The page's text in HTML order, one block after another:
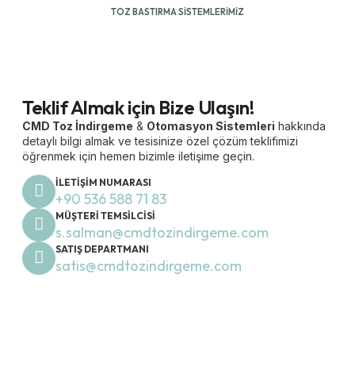
TOZ BASTIRMA SISTEMLERIMIZ
Teklif Almak için Bize Ulaşın!
CMD Toz İndirgeme & Otomasyon Sistemleri hakkında
detaylı bilgi almak ve tesisinize özel çözüm teklifimizi
öğrenmek için hemen bizimle iletişime geçin.
İLETIŞIM NUMARASI
+90 536 588 71 83
MÜŞTERI TEMSILCISI
s.salman@cmdtozindirgeme.com
SATIŞ DEPARTMANI
satis@cmdtozindirgeme.com